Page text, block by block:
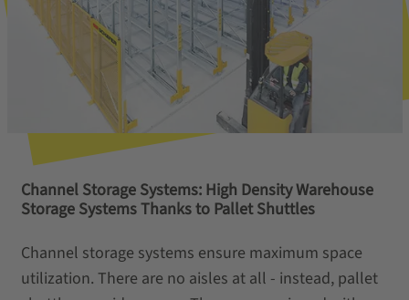
Channel Storage Systems: High Density Warehouse
Storage Systems Thanks to Pallet Shuttles
Channel storage systems ensure maximum space
utilization. There are no aisles at all - instead, pallet